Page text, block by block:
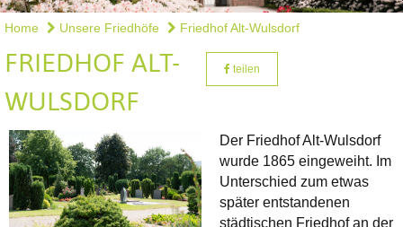
Home Unsere Friedhöfe Friedhof Alt-Wulsdorf
FRIEDHOF ALT-
WULSDORF
teilen
Der Friedhof Alt-Wulsdorf
wurde 1865 eingeweiht. Im
Unterschied zum etwas
später entstandenen
städtischen Friedhof an der